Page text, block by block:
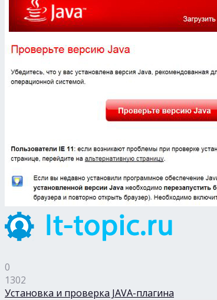
0
1302
Установка и проверка JAVA-плагина